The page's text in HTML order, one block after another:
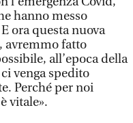
hanno messo
ora questa nuova
avremmo fatto
all’epoca della
venga spedito
Perché per noi
vitale».